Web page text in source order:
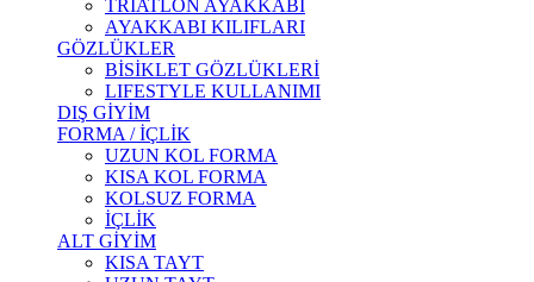
TRIATLON AYAKKABI
AYAKKABI KILIFLARI
GÖZLÜKLER
BİSİKLET GÖZLÜKLERİ
LIFESTYLE KULLANIMI
DIŞ GİYİM
FORMA / İÇLİK
UZUN KOL FORMA
KISA KOL FORMA
KOLSUZ FORMA
İÇLİK
ALT GİYİM
KISA TAYT